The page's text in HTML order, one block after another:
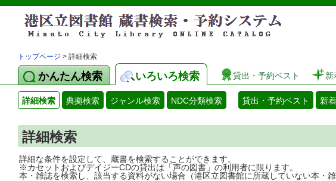
港区立図書
トップページ > 詳細検索
かんたん検索 いろいろ検索 貸出・予約ベスト 新
詳細検索 典拠検索 ジャンル検索 NDC分類検索 貸出・予約ベスト 新
詳細検索
詳細な条件を設定して、蔵書を検索することができます。
※カセットおよびデイジーCDの貸出は「声の図書」の利用者に限ります。
本・雑誌を検索し、該当する資料がない場合（港区立図書館に所蔵していない本・